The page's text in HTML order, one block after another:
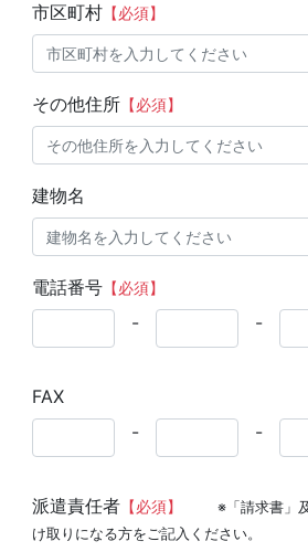
市区町村【必須】
その他住所【必須】
建物名
電話番号【必須】
- -
FAX
-
-
派遣責任者【必須】
※「請求書」
け取りになる方をご記入ください。